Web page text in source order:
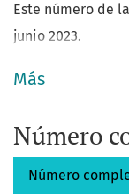
Este número de
junio 2023.
Más
Número
Número